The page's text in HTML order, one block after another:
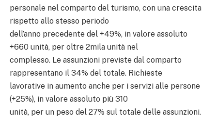
personale nel comparto del turismo, con una crescita
rispetto allo stesso periodo
dell’anno precedente del +49%, in valore assoluto
+660 unità, per oltre 2mila unità nel
complesso. Le assunzioni previste dal comparto
rappresentano il 34% del totale. Richieste
lavorative in aumento anche per i servizi alle persone
(+25%), in valore assoluto più 310
unità, per un peso del 27% sul totale delle assunzioni.